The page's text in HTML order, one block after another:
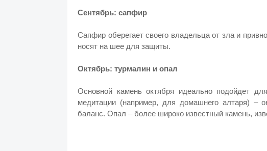
Сентябрь: сапфир
Сапфир оберегает своего владельца от зла и
носят на шее для защиты.
Октябрь: турмалин и опал
Основной камень октября идеально подойдет
медитации (например, для домашнего алтаря) –
баланс. Опал – более широко известный камень,